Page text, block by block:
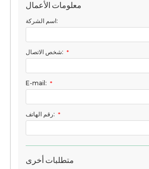
معلومات الأعمال
اسم الشركة:
شخص الاتصال: *
E-mail: *
رقم الهاتف: *
متطلبات أخرى